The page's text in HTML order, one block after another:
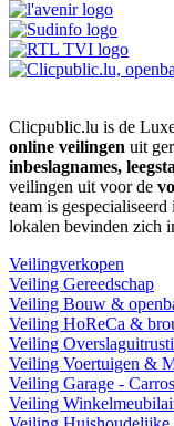
Clicpublic.lu is de
online veilingen uit
inbeslagnames,
veilingen uit voor de
team is gespecialiseerd
lokalen bevinden zich
Veilingverkopen
Veiling Gereedschap
Veiling Bouw &
Veiling HoReCa &
Veiling
Veiling Voertuigen &
Veiling Garage -
Veiling